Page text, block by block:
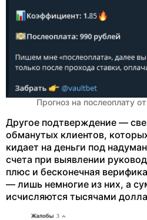
Прогноз на послеоплату
Другое подтверждение —
обманутых клиентов,
кидает на деньги под
счета при выявлении
плюс и бесконечная
— лишь немногие из них, а
исчисляются тысячами